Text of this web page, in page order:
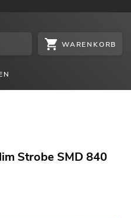
WARENKORB
Strobe SMD 840